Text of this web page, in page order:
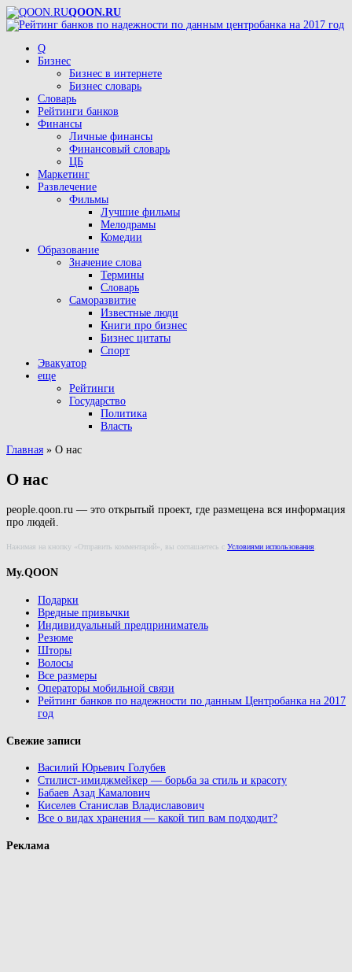
QOON.RU
Q
Бизнес
Бизнес в интернете
Бизнес словарь
Словарь
Рейтинги банков
Финансы
Личные финансы
Финансовый словарь
ЦБ
Маркетинг
Развлечение
Фильмы
Лучшие фильмы
Мелодрамы
Комедии
Образование
Значение слова
Термины
Словарь
Саморазвитие
Известные люди
Книги про бизнес
Бизнес цитаты
Спорт
Эвакуатор
еще
Рейтинги
Государство
Политика
Власть
Главная » О нас
О нас
people.qoon.ru — это открытый проект, где размещена вся информация
про людей.
Нажимая на кнопку «Отправить комментарий», вы соглашаетесь с Условиями использования
My.QOON
Подарки
Вредные привычки
Индивидуальный предприниматель
Резюме
Шторы
Волосы
Все размеры
Операторы мобильной связи
Рейтинг банков по надежности по данным Центробанка на 2017
год
Свежие записи
Василий Юрьевич Голубев
Стилист-имиджмейкер — борьба за стиль и красоту
Бабаев Азад Камалович
Киселев Станислав Владиславович
Все о видах хранения — какой тип вам подходит?
Реклама